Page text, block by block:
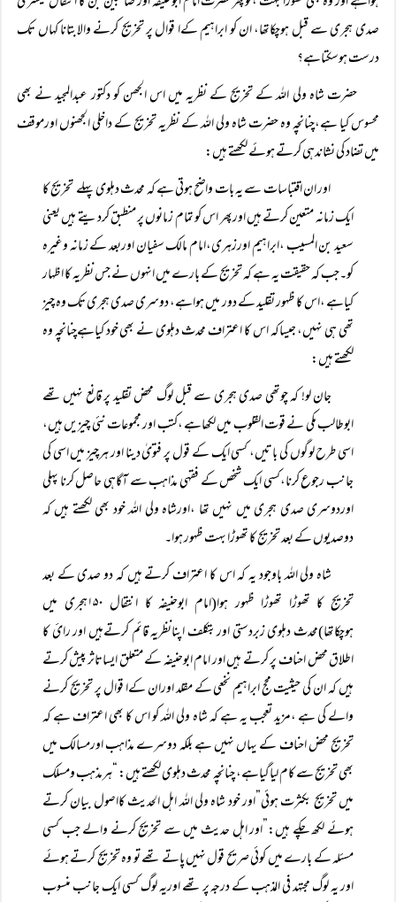
صدی ہجری سے قبل ہوچکاتھا، ان کو ابراہیم کےا قوال پر تخریج کرنے والابتانا کہاں تک
درست ہوسکتاہے؟
حضرت شاہ ولی اللہ کے تخریج کے نظریہ میں اس الجھن کو دکتور عبدالمجید نے بھی
محسوس کیا ہے،چنانچہ وہ حضرت شاہ ولی اللہ کے نظریہ تخریج کے داخلی الجھنوں اورموقف
میں تضاد کی نشاندہی کرتے ہوئے لکھتے ہیں:
اور ان اقتباسات سے یہ بات واضح ہوتی ہے کہ محدث دہلوی پہلے تخریج کا
ایک زمانہ متعین کرتے ہیں اورپھر اس کو تمام زمانوں پر منطبق کردیتے ہیں یعنی
سعید بن المسیب ،ابراہیم اورزہری،امام مالک سفیان اوربعد کے زمانہ وغیرہ
کو۔جب کہ حقیقت یہ ہے کہ تخریج کے بارے میں انہوں نے جس نظریہ کا اظہار
کیاہے ،اس کا ظہور تقلید کے دور میں ہواہے، دوسری صدی ہجری تک وہ چیز
تھی ہی نہیں، جیساکہ اس کا اعتراف محدث دہلوی نے بھی خود کیاہےچنانچہ وہ
لکھتے ہیں:
جان لو! کہ چوتھی صدی ہجری سے قبل لوگ محض تقلید پر قانع نہیں تھے
ابوطالب مکی نے قوت القلوب میں لکھاہے ،کتب اور مجموعات نئی چیزیں ہیں،
اسی طرح لوگوں کی باتیں، کسی ایک کے قول پر فتویٰ دینا اور ہرچیز میں اسی کی
جانب رجوع کرنا،کسی ایک شخص کے فقہی مذاہب سے آگاہی حاصل کرنا پہلی
اوردوسری صدی ہجری میں نہیں تھا ،اورشاہ ولی اللہ خود بھی لکھتے ہیں کہ
دوصدیوں کے بعد تخریج کا تھوڑا بہت ظہور ہوا۔
شاہ ولی اللہ باوجود یہ کہ اس کا اعتراف کرتے ہیں کہ دو صدی کے بعد
تخریج کا تھوڑا تھوڑا ظہور ہوا(امام ابوحنیفہ کا انتقال ۱۵۰ہجری میں
ہوچکاتھا)محدث دہلوی زبردستی اوربتکلف اپنانظریہ قائم کرتےہیں اور رائ کا
اطلاق محض احناف پر کرتے ہیں اور امام ابوحنیفہ کے متعلق ایساتاثر پیش کرتے
ہیں کہ ان کی حیثیت محج ابراہیم نخعی کے مقلد اوران کےا قوال پر تخریج کرنے
والے کی ہے ،مزید تعجب یہ ہے کہ شاہ ولی اللہ کو اس کا بھی اعتراف ہے کہ
تخریج محض احناف کے یہاں نہیں ہے بلکہ دوسرے مذاہب اورمسالک میں
بھی تخریج سے کام لیاگیاہے، چنانچہ محدث دہلوی لکھتے ہیں: “ہرمذہب ومسلک
میں تخریج بکثرت ہوئی”اور خود شاہ ولی اللہ اہل الحدیث کااصول بیان کرتے
ہوئے لکھ چکے ہیں:”اور اہل حدیث میں سے تخریج کرنے والے جب کسی
مسئلہ کے بارے میں کوئی صریح قول نہیں پاتے تھے تو وہ تخریج کرتے ہوئے
اور یہ لوگ مجتہد فی المذہب کے درجہ پر تھے اوریہ لوگ کسی ایک جانب منسوب